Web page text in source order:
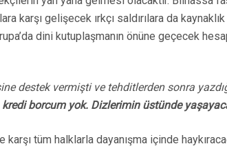
karşı gelişecek ırkçı saldırılara da
dini kutuplaşmanın önüne geçecek
destek vermişti ve tehditlerden sonra
borcum yok. Dizlerimin üstünde
tüm halklarla dayanışma içinde